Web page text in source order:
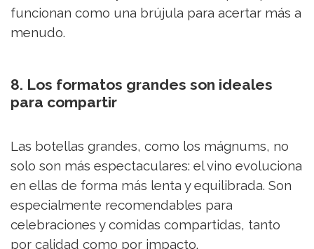
funcionan como una brújula para acertar más a
menudo.
8. Los formatos grandes son ideales
para compartir
Las botellas grandes, como los mágnums, no
solo son más espectaculares: el vino evoluciona
en ellas de forma más lenta y equilibrada. Son
especialmente recomendables para
celebraciones y comidas compartidas, tanto
por calidad como por impacto.